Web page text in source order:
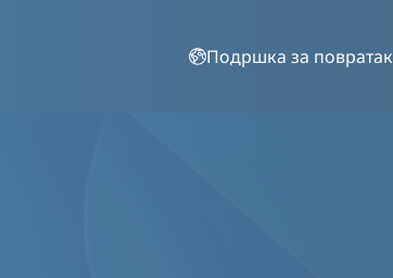
Подршка за повратак